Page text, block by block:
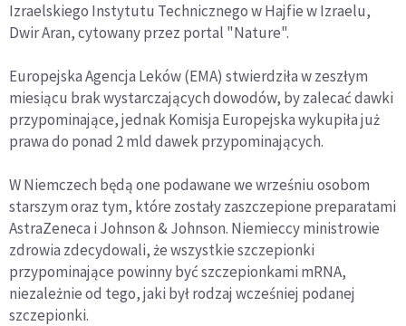
Izraelskiego Instytutu Technicznego w Hajfie w Izraelu,
Dwir Aran, cytowany przez portal "Nature".
Europejska Agencja Leków (EMA) stwierdziła w zeszłym
miesiącu brak wystarczających dowodów, by zalecać dawki
przypominające, jednak Komisja Europejska wykupiła już
prawa do ponad 2 mld dawek przypominających.
W Niemczech będą one podawane we wrześniu osobom
starszym oraz tym, które zostały zaszczepione preparatami
AstraZeneca i Johnson & Johnson. Niemieccy ministrowie
zdrowia zdecydowali, że wszystkie szczepionki
przypominające powinny być szczepionkami mRNA,
niezależnie od tego, jaki był rodzaj wcześniej podanej
szczepionki.